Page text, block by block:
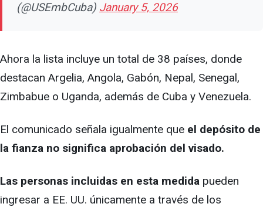
(@USEmbCuba) January 5, 2026
Ahora la lista incluye un total de 38 países, donde
destacan Argelia, Angola, Gabón, Nepal, Senegal,
Zimbabue o Uganda, además de Cuba y Venezuela.
El comunicado señala igualmente que el depósito de
la fianza no significa aprobación del visado.
Las personas incluidas en esta medida pueden
ingresar a EE. UU. únicamente a través de los